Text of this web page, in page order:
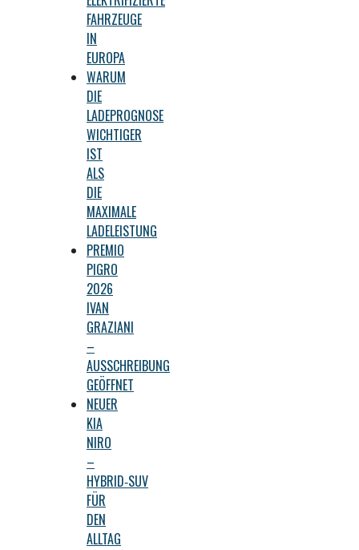
FAHRZEUGE
IN
EUROPA
WARUM
DIE
LADEPROGNOSE
WICHTIGER
IST
ALS
DIE
MAXIMALE
LADELEISTUNG
PREMIO
PIGRO
2026
IVAN
GRAZIANI
–
AUSSCHREIBUNG
GEÖFFNET
NEUER
KIA
NIRO
–
HYBRID‑SUV
FÜR
DEN
ALLTAG